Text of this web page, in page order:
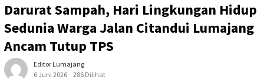
Darurat Sampah, Hari Lingkungan Hidup
Sedunia Warga Jalan Citandui Lumajang
Ancam Tutup TPS
Editor Lumajang
6 Juni 2026
286 Dilihat